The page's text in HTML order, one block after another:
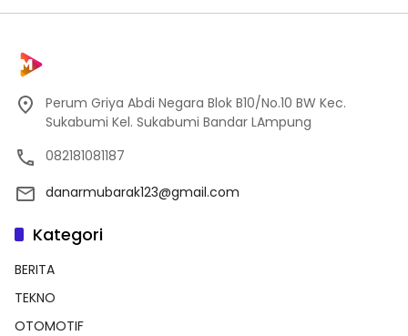
Perum Griya Abdi Negara Blok B10/No.10 BW Kec.
Sukabumi Kel. Sukabumi Bandar LAmpung
082181081187
danarmubarak123@gmail.com
Kategori
BERITA
TEKNO
OTOMOTIF